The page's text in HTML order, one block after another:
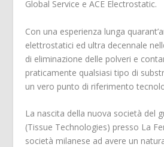
Global Service e ACE Electrostatic.
Con una esperienza lunga
elettrostatici ed ultra decennale
di eliminazione delle polveri e
praticamente qualsiasi tipo di
un vero punto di riferimento
La nascita della nuova società del
(Tissue Technologies) presso La
società milanese ad avere un